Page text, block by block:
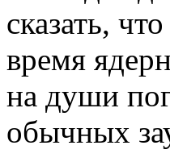
сказать,
время
на души
обычных